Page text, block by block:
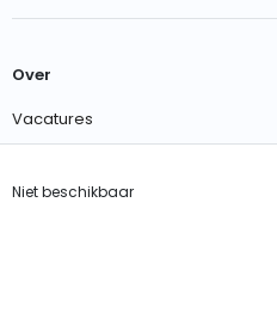
Niet beschikbaar
Over
Vacatures